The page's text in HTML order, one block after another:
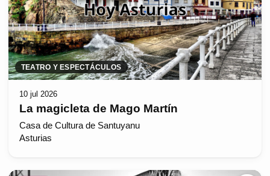
TEATRO Y ESPECTÁCULOS
10 jul 2026
La magicleta de Mago Martín
Casa de Cultura de Santuyanu
Asturias